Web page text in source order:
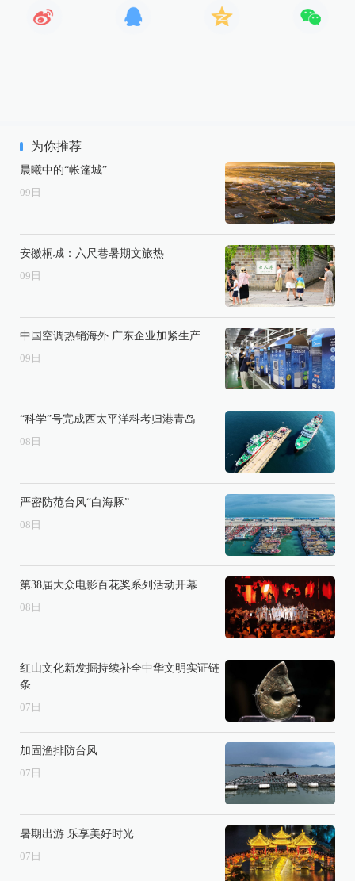
为你推荐
晨曦中的“帐篷城”
09 日
安徽桐城：六尺巷暑期文旅热
09 日
中国空调热销海外 广东企业加紧生产
09 日
“科学”号完成西太平洋科考归港青岛
08 日
严密防范台风“白海豚”
08 日
第38届大众电影百花奖系列活动开幕
08 日
红山文化新发掘持续补全中华文明实证链
条
07 日
加固渔排防台风
07 日
暑期出游 乐享美好时光
07 日